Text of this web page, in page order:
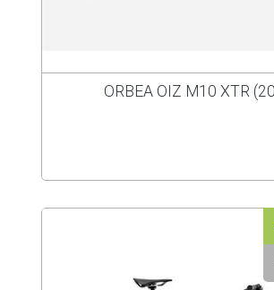
ORBEA OIZ M10 XTR